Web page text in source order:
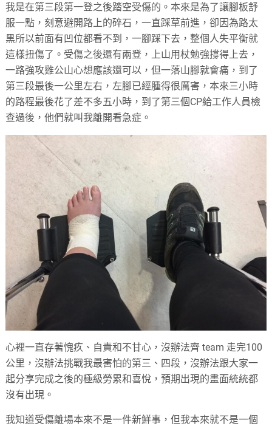
我是在第三段第一登之後踏空受傷的。本來是為了讓腳板舒
服一點，刻意避開路上的碎石，一直踩草前進，卻因為路太
黑所以前面有凹位都看不到，一腳踩下去，整個人失平衡就
這樣扭傷了。受傷之後還有兩登，上山用杖勉強撐得上去，
一路強攻雞公山心想應該還可以，但一落山腳就會痛，到了
第三段最後一公里左右，左腳已經腫得很厲害，本來三小時
的路程最後花了差不多五小時，到了第三個CP給工作人員檢
查過後，他們就叫我離開看急症。
心裡一直存著愧疚、自責和不甘心，沒辦法齊 team 走完100
公里，沒辦法挑戰我最害怕的第三、四段，沒辦法跟大家一
起分享完成之後的極級勞累和喜悅，預期出現的畫面統統都
沒有出現。
我知道受傷離場本來不是一件新鮮事，但我本來就不是一個